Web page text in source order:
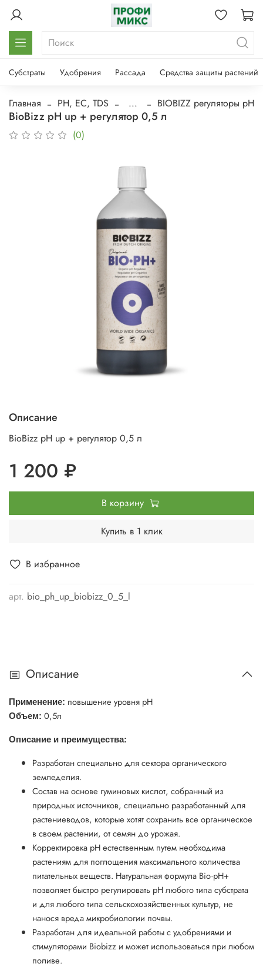
Субстраты Удобрения Рассада Средства защиты растений
Главная PH, EC, TDS ... BIOBIZZ регуляторы pH
BioBizz pH up + регулятор 0,5 л
(0)
В избранное
арт. bio_ph_up_biobizz_0_5_l
Описание
BioBizz pH up + регулятор 0,5 л
1 200 ₽
В корзину
Купить в 1 клик
Описание
Применение: повышение уровня рН
Объем: 0,5л
Описание и преимущества:
Разработан специально для сектора органического
земледелия.
Состав на основе гуминовых кислот, собранный из
природных источников, специально разработанный для
растениеводов, которые хотят сохранить все органическое
в своем растении, от семян до урожая.
Корректировка рН естественным путем необходима
растениям для поглощения максимального количества
питательных веществ. Натуральная формула Bio·pH+
позволяет быстро регулировать pH любого типа субстрата
и для любого типа сельскохозяйственных культур, не
нанося вреда микробиологии почвы.
Разработан для идеальной работы с удобрениями и
стимуляторами Biobizz и может использоваться при любом
поливе.